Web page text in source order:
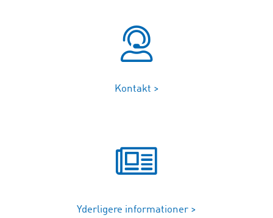
Kontakt >
Yderligere informationer >